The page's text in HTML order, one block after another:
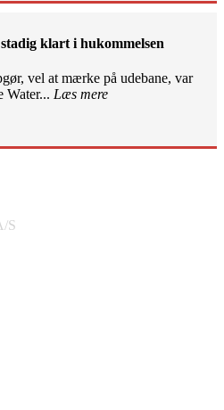
klart i hukommelsen
vel at mærke på udebane, var
Water... Læs mere
S